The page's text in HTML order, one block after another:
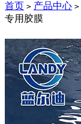
首页 > 产品中心 >
专用胶膜